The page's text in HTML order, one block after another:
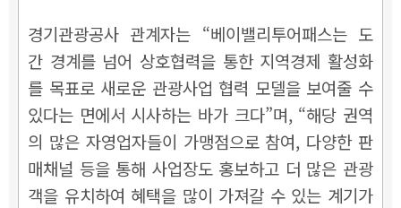
경기관광공사 관계자는 “베이밸리투어패스는 도
간 경계를 넘어 상호협력을 통한 지역경제 활성화
를 목표로 새로운 관광사업 협력 모델을 보여줄 수
있다는 면에서 시사하는 바가 크다”며, “해당 권역
의 많은 자영업자들이 가맹점으로 참여, 다양한 판
매채널 등을 통해 사업장도 홍보하고 더 많은 관광
객을 유치하여 혜택을 많이 가져갈 수 있는 계기가